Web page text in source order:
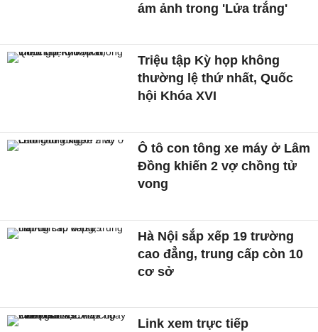
ám ảnh trong 'Lửa trắng'
Triệu tập Kỳ họp không
thường lệ thứ nhất, Quốc
hội Khóa XVI
Ô tô con tông xe máy ở Lâm
Đồng khiến 2 vợ chồng tử
vong
Hà Nội sắp xếp 19 trường
cao đẳng, trung cấp còn 10
cơ sở
Link xem trực tiếp